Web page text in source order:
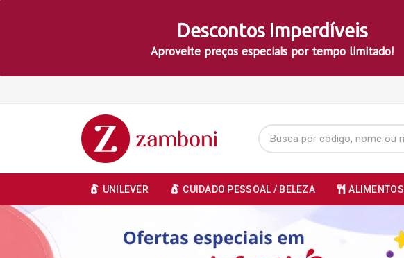
Descontos Imperdíveis
Aproveite preços especiais por tempo limitado!
UNILEVER CUIDADO PESSOAL / BELEZA ALIMENTOS